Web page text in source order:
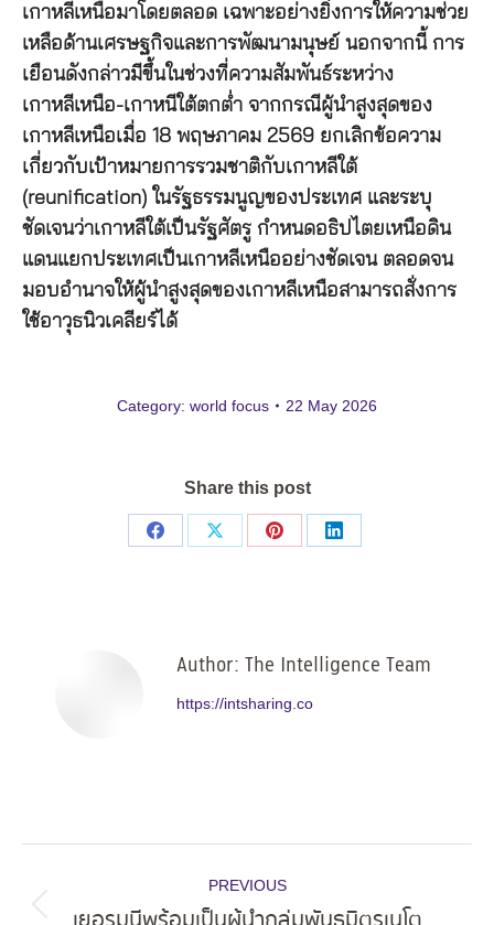
เกาหลีเหนือมาโดยตลอด เฉพาะอย่างยิ่งการให้ความช่วย
เหลือด้านเศรษฐกิจและการพัฒนามนุษย์ นอกจากนี้ การ
เยือนดังกล่าวมีขึ้นในช่วงที่ความสัมพันธ์ระหว่าง
เกาหลีเหนือ-เกาหนีใต้ตกต่ำ จากกรณีผู้นำสูงสุดของ
เกาหลีเหนือเมื่อ 18 พฤษภาคม 2569 ยกเลิกข้อความ
เกี่ยวกับเป้าหมายการรวมชาติกับเกาหลีใต้
(reunification) ในรัฐธรรมนูญของประเทศ และระบุ
ชัดเจนว่าเกาหลีใต้เป็นรัฐศัตรู กำหนดอธิปไตยเหนือดิน
แดนแยกประเทศเป็นเกาหลีเหนืออย่างชัดเจน ตลอดจน
มอบอำนาจให้ผู้นำสูงสุดของเกาหลีเหนือสามารถสั่งการ
ใช้อาวุธนิวเคลียร์ได้
Category: world focus 22 May 2026
Share this post
Share
Share
Share
Share
Author: The Intelligence Team
https://intsharing.co
navigation
PREVIOUS
Previous